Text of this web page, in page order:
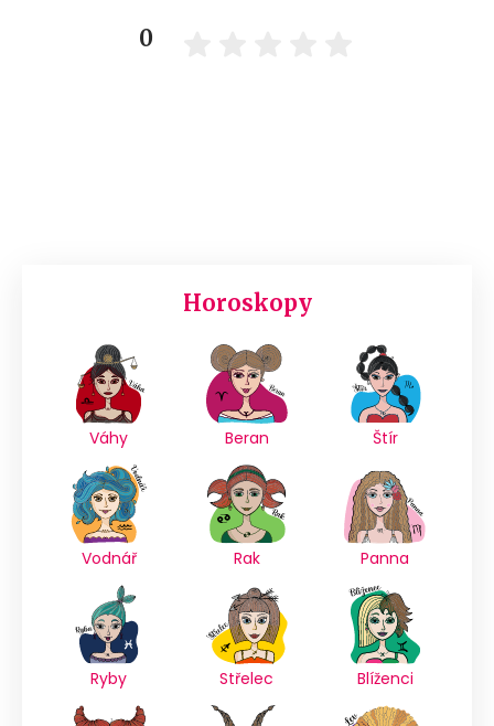
0
Horoskopy
Váhy Beran Štír
Vodnář Rak Panna
Ryby Střelec Blíženci